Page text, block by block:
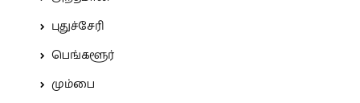
புதுச்சேரி
பெங்களூர்
மும்பை